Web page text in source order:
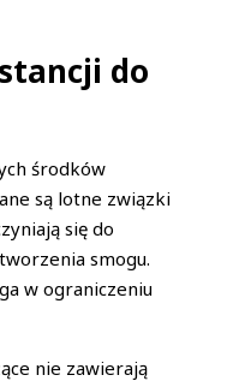
do
środków
są lotne związki
się do
smogu.
w ograniczeniu
nie zawierają